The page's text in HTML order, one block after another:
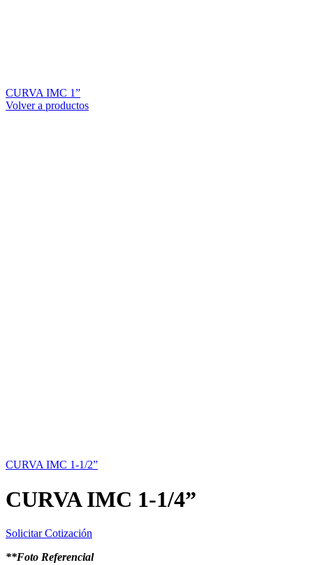
CURVA IMC 1”
Volver a productos
CURVA IMC 1-1/2”
CURVA IMC 1-1/4”
Solicitar Cotización
**Foto Referencial